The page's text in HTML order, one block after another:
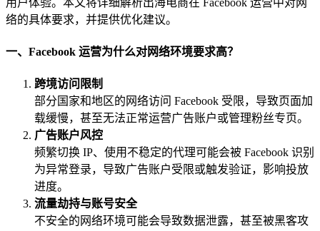
络的具体要求，并提供优化建议。
一、Facebook 运营为什么对网络环境要求高？
跨境访问限制
部分国家和地区的网络访问 Facebook 受限，导致页面加
载缓慢，甚至无法正常运营广告账户或管理粉丝专页。
广告账户风控
频繁切换 IP、使用不稳定的代理可能会被 Facebook 识别
为异常登录，导致广告账户受限或触发验证，影响投放
进度。
流量劫持与账号安全
不安全的网络环境可能会导致数据泄露，甚至被黑客攻